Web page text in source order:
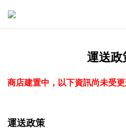
運送政
商店建置中，以下資訊尚未受
運送政策